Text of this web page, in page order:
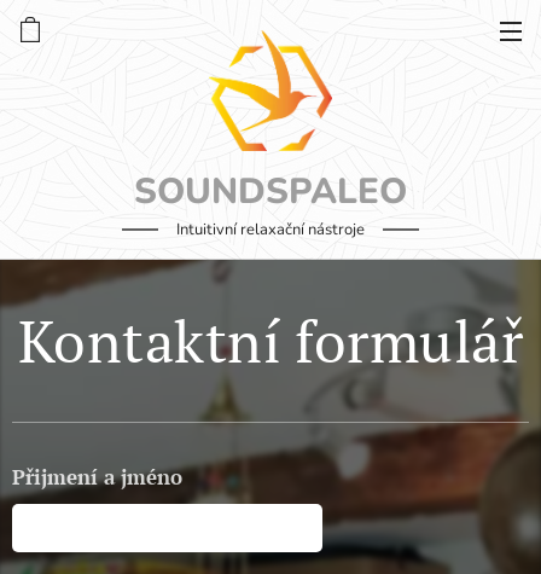
SOUNDSPALEO
Intuitivní relaxační nástroje
Kontaktní formulář
Přijmení a jméno